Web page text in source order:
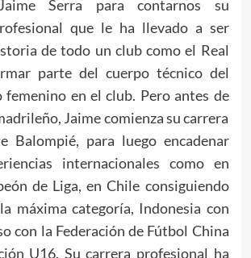
Serra para contarnos su
que le ha llevado a ser
de todo un club como el Real
parte del cuerpo técnico del
femenino en el club. Pero antes de
Jaime comienza su carrera
Balompié, para luego encadenar
internacionales como en
de Liga, en Chile consiguiendo
máxima categoría, Indonesia con
con la Federación de Fútbol China
U16. Su carrera profesional ha